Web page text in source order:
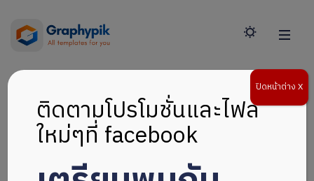
ติดตามโปรโมชั่นและไฟล์
ใหม่ๆที่ facebook
ปิดหน้าต่าง X